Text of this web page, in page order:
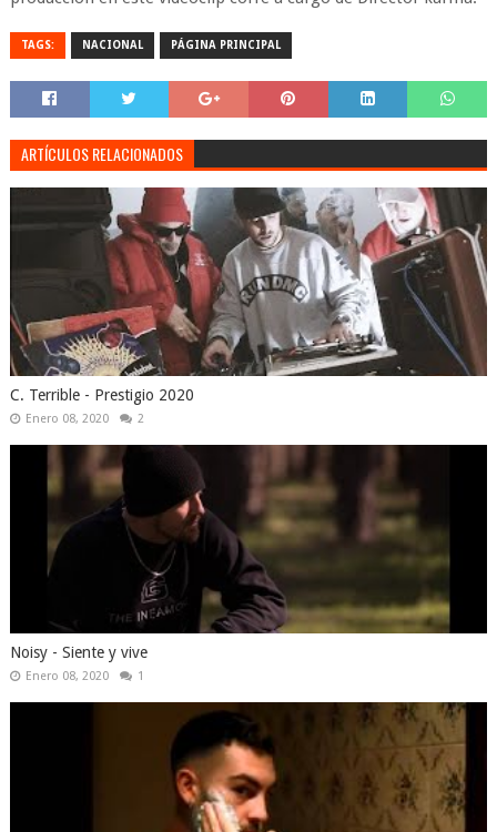
TAGS: NACIONAL PÁGINA PRINCIPAL
ARTÍCULOS RELACIONADOS
C. Terrible - Prestigio 2020
Enero 08, 2020 2
Noisy - Siente y vive
Enero 08, 2020 1